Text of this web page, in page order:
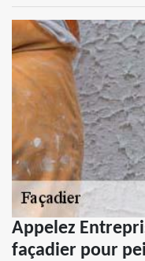
Appelez
façadier pour